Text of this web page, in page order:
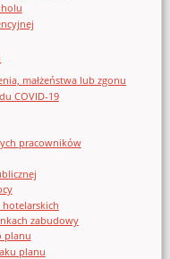
małżeństwa lub zgonu
COVID-19
pracowników
zabudowy
planu
planu